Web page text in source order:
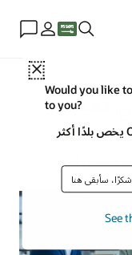
Close
Would you like
to you?
هل ترغب في زيارة موقع ويب لـ Oracle يخص بلدًا أكثر
شكرًا، سأبقى هنا
See
تغيير